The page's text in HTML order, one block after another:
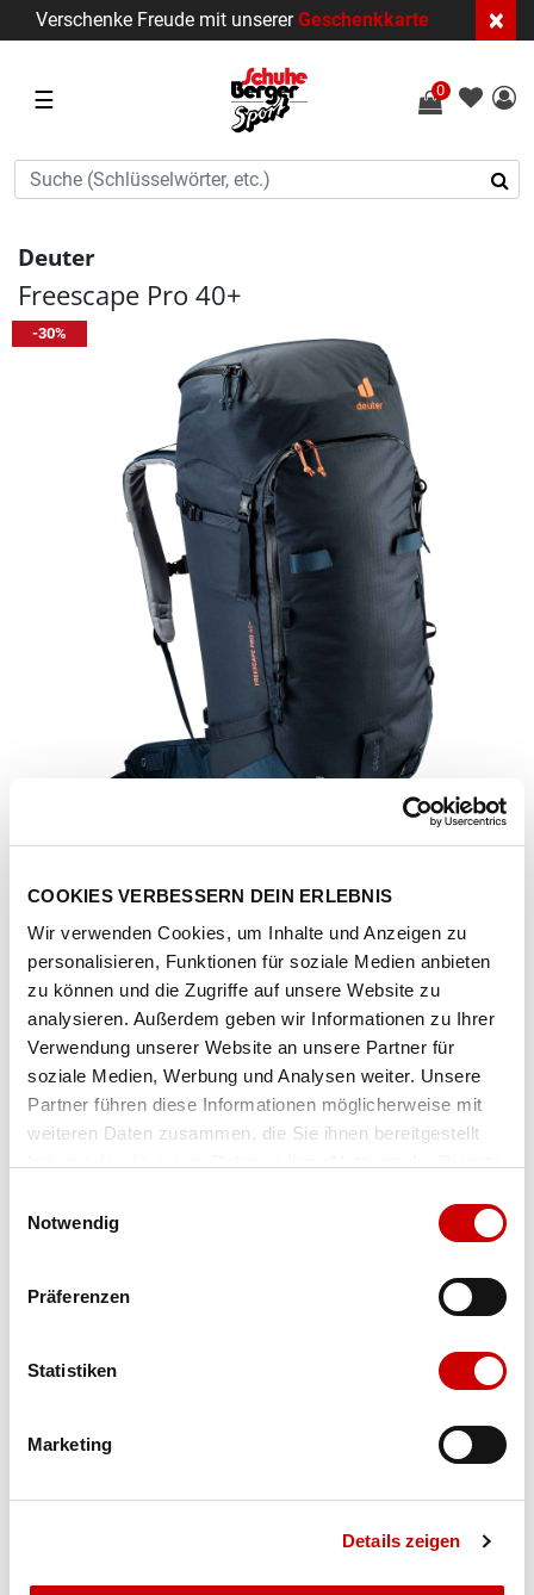
COOKIES VERBESSERN DEIN ERLEBNIS
Wir verwenden Cookies, um Inhalte und Anzeigen zu
personalisieren, Funktionen für soziale Medien anbieten
zu können und die Zugriffe auf unsere Website zu
analysieren. Außerdem geben wir Informationen zu Ihrer
Verwendung unserer Website an unsere Partner für
soziale Medien, Werbung und Analysen weiter. Unsere
Partner führen diese Informationen möglicherweise mit
weiteren Daten zusammen, die Sie ihnen bereitgestellt
Notwendig
Präferenzen
Statistiken
Marketing
Details zeigen
Verschenke Freude mit unsererGeschenkkarte ×
☰ 0
Deuter
Freescape Pro 40+
-30%
Artikel-Nr.164214-1061-4354
Farbe ink/marine
Grösse Menge
Bis 17:00 Uhr bestellen: morgen geliefert - ab CHF 50.00
portofrei